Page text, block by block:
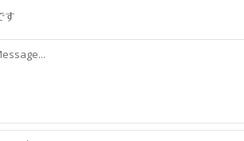
す